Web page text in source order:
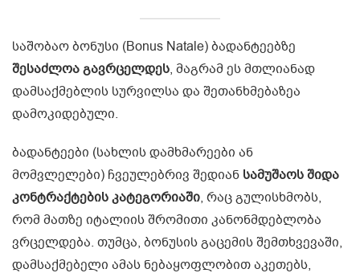
საშობაო ბონუსი (Bonus Natale) ბადანტეებზე
შესაძლოა გავრცელდეს, მაგრამ ეს მთლიანად
დამსაქმებლის სურვილსა და შეთანხმებაზეა
დამოკიდებული.
ბადანტეები (სახლის დამხმარეები ან
მომვლელები) ჩვეულებრივ შედიან სამუშაოს შიდა
კონტრაქტების კატეგორიაში, რაც გულისხმობს,
რომ მათზე იტალიის შრომითი კანონმდებლობა
ვრცელდება. თუმცა, ბონუსის გაცემის შემთხვევაში,
დამსაქმებელი ამას ნებაყოფლობით აკეთებს,